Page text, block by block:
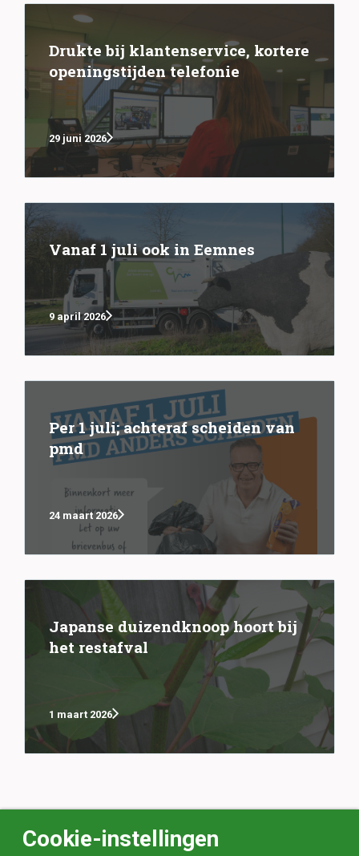
Drukte bij klantenservice, kortere
openingstijden telefonie
29 juni 2026
Vanaf 1 juli ook in Eemnes
9 april 2026
Per 1 juli; achteraf scheiden van
pmd
24 maart 2026
Japanse duizendknoop hoort bij
het restafval
1 maart 2026
Cookie-instellingen